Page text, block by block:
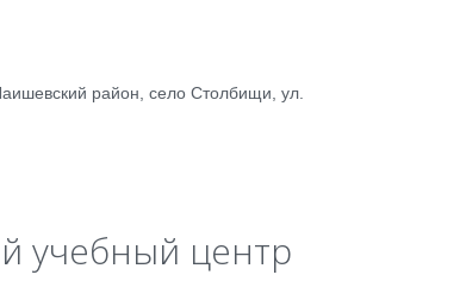
район, село Столбищи, ул.
учебный центр